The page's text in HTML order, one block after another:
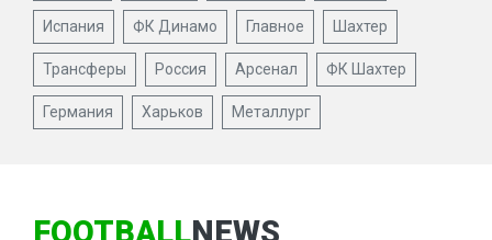
Испания ФК Динамо Главное Шахтер
Трансферы Россия Арсенал ФК Шахтер
Германия Харьков Металлург
FOOTBALLNEWS